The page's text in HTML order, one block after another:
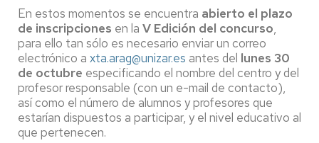
En estos momentos se encuentra abierto el plazo
de inscripciones en la V Edición del concurso,
para ello tan sólo es necesario enviar un correo
electrónico a xta.arag@unizar.es antes del lunes 30
de octubre especificando el nombre del centro y del
profesor responsable (con un e-mail de contacto),
así como el número de alumnos y profesores que
estarían dispuestos a participar, y el nivel educativo al
que pertenecen.